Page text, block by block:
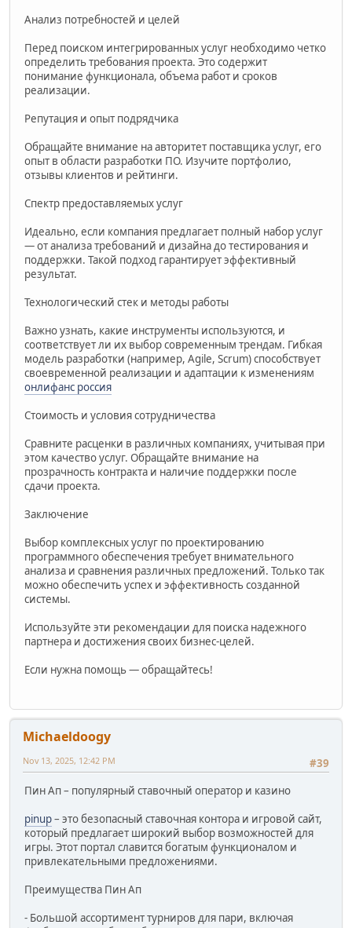
Анализ потребностей и целей
Перед поиском интегрированных услуг необходимо четко
определить требования проекта. Это содержит
понимание функционала, объема работ и сроков
реализации.
Репутация и опыт подрядчика
Обращайте внимание на авторитет поставщика услуг, его
опыт в области разработки ПО. Изучите портфолио,
отзывы клиентов и рейтинги.
Спектр предоставляемых услуг
Идеально, если компания предлагает полный набор услуг
— от анализа требований и дизайна до тестирования и
поддержки. Такой подход гарантирует эффективный
результат.
Технологический стек и методы работы
Важно узнать, какие инструменты используются, и
соответствует ли их выбор современным трендам. Гибкая
модель разработки (например, Agile, Scrum) способствует
своевременной реализации и адаптации к изменениям
онлифанс россия
Стоимость и условия сотрудничества
Сравните расценки в различных компаниях, учитывая при
этом качество услуг. Обращайте внимание на
прозрачность контракта и наличие поддержки после
сдачи проекта.
Заключение
Выбор комплексных услуг по проектированию
программного обеспечения требует внимательного
анализа и сравнения различных предложений. Только так
можно обеспечить успех и эффективность созданной
системы.
Используйте эти рекомендации для поиска надежного
партнера и достижения своих бизнес-целей.
Если нужна помощь — обращайтесь!
Michaeldoogy
#39
Nov 13, 2025, 12:42 PM
Пин Ап – популярный ставочный оператор и казино
pinup– это безопасный ставочная контора и игровой сайт,
который предлагает широкий выбор возможностей для
игры. Этот портал славится богатым функционалом и
привлекательными предложениями.
Преимущества Пин Ап
- Большой ассортимент турниров для пари, включая